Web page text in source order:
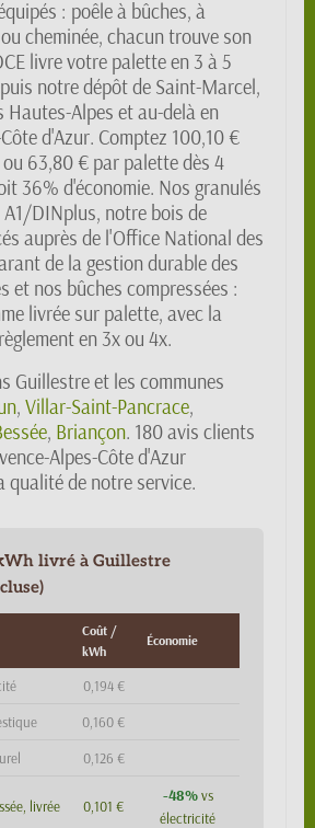
: poêle à bûches, à
cheminée, chacun trouve son
livre votre palette en 3 à 5
notre dépôt de Saint-Marcel,
Alpes et au-delà en
d'Azur. Comptez 100,10 €
63,80 € par palette dès 4
36% d'économie. Nos granulés
DINplus, notre bois de
auprès de l'Office National des
de la gestion durable des
et nos bûches compressées :
livrée sur palette, avec la
en 3x ou 4x.
Guillestre et les communes
, Villar-Saint-Pancrace,
, Briançon. 180 avis clients
Alpes-Côte d'Azur
qualité de notre service.
livré à Guillestre
Coût /
kWh
Économie
0,194 €
0,160 €
0,126 €
livrée 0,101 €
-48%vs
électricité